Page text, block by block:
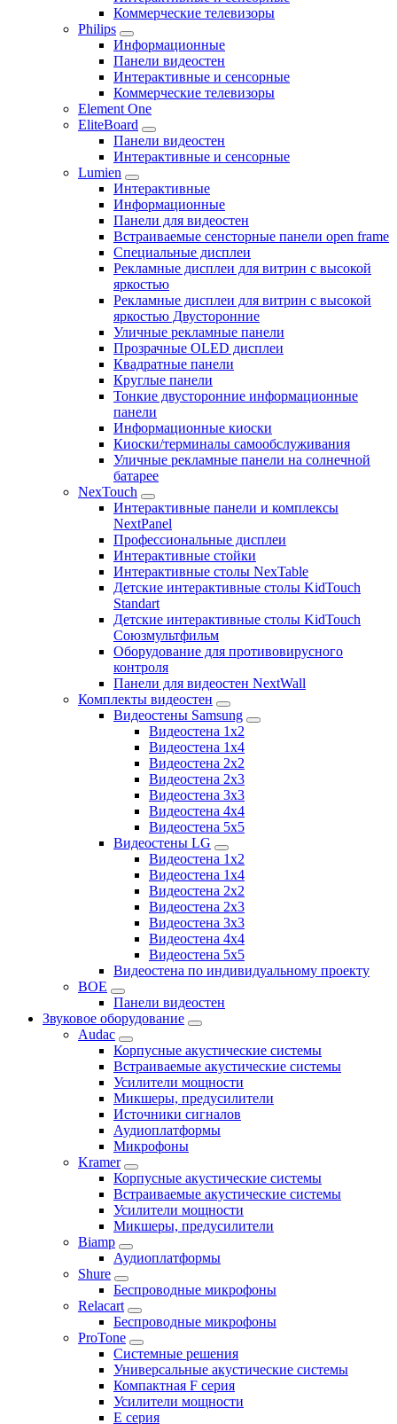
Коммерческие телевизоры
Philips
Информационные
Панели видеостен
Интерактивные и сенсорные
Коммерческие телевизоры
Element One
EliteBoard
Панели видеостен
Интерактивные и сенсорные
Lumien
Интерактивные
Информационные
Панели для видеостен
Встраиваемые сенсторные панели open frame
Специальные дисплеи
Рекламные дисплеи для витрин с высокой
яркостью
Рекламные дисплеи для витрин с высокой
яркостью Двусторонние
Уличные рекламные панели
Прозрачные OLED дисплеи
Квадратные панели
Круглые панели
Тонкие двусторонние информационные
панели
Информационные киоски
Киоски/терминалы самообслуживания
Уличные рекламные панели на солнечной
батарее
NexTouch
Интерактивные панели и комплексы
NextPanel
Профессиональные дисплеи
Интерактивные стойки
Интерактивные столы NexTable
Детские интерактивные столы KidTouch
Standart
Детские интерактивные столы KidTouch
Союзмультфильм
Оборудование для противовирусного
контроля
Панели для видеостен NextWall
Комплекты видеостен
Видеостены Samsung
Видеостена 1x2
Видеостена 1x4
Видеостена 2x2
Видеостена 2х3
Видеостена 3x3
Видеостена 4x4
Видеостена 5x5
Видеостены LG
Видеостена 1x2
Видеостена 1x4
Видеостена 2x2
Видеостена 2x3
Видеостена 3x3
Видеостена 4x4
Видеостена 5x5
Видеостена по индивидуальному проекту
BOE
Панели видеостен
Звуковое оборудование
Audac
Корпусные акустические системы
Встраиваемые акустические системы
Усилители мощности
Микшеры, предусилители
Источники сигналов
Аудиоплатформы
Микрофоны
Kramer
Корпусные акустические системы
Встраиваемые акустические системы
Усилители мощности
Микшеры, предусилители
Biamp
Аудиоплатформы
Shure
Беспроводные микрофоны
Relacart
Беспроводные микрофоны
ProTone
Системные решения
Универсальные акустические системы
Компактная F серия
Усилители мощности
E серия